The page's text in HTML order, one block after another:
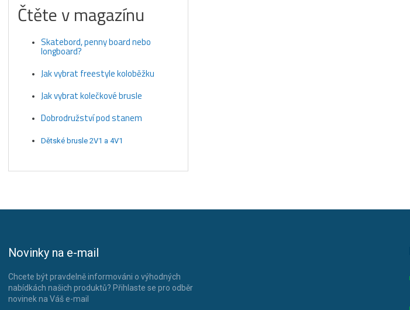
Čtěte v magazínu
Skatebord, penny board nebo
longboard?
Jak vybrat freestyle koloběžku
Jak vybrat kolečkové brusle
Dobrodružství pod stanem
Dětské brusle 2V1 a 4V1
Novinky na e-mail
Chcete být pravdelně informováni o výhodných
nabídkách našich produktů? Přihlaste se pro odběr
novinek na Váš e-mail